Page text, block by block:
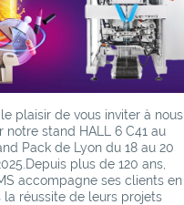
plaisir de vous inviter à nous
notre stand HALL 6 C41 au
Pack de Lyon du 18 au 20
plus de 120 ans,
accompagne ses clients en
la réussite de leurs projets